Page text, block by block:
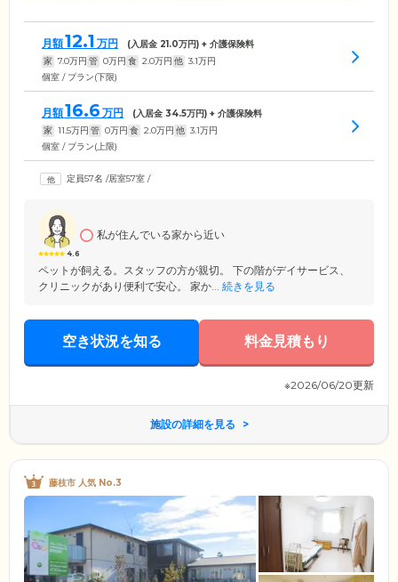
月額12.1 万円 (入居金 21.0万円) + 介護保険料
家 7.0万円 管 0万円 食 2.0万円 他 3.1万円
個室 / プラン(下限)
月額16.6 万円 (入居金 34.5万円) + 介護保険料
家 11.5万円 管 0万円 食 2.0万円 他 3.1万円
個室 / プラン(上限)
定員57名 /居室57室 /
4.6
私が住んでいる家から近い
ペットが飼える。スタッフの方が親切。 下の階がデイサービス、
クリニックがあり便利で安心。 家か... 続きを見る
空き状況を知る 料金見積もり
※2026/06/20更新
施設の詳細を見る
藤枝市 人気 No.3